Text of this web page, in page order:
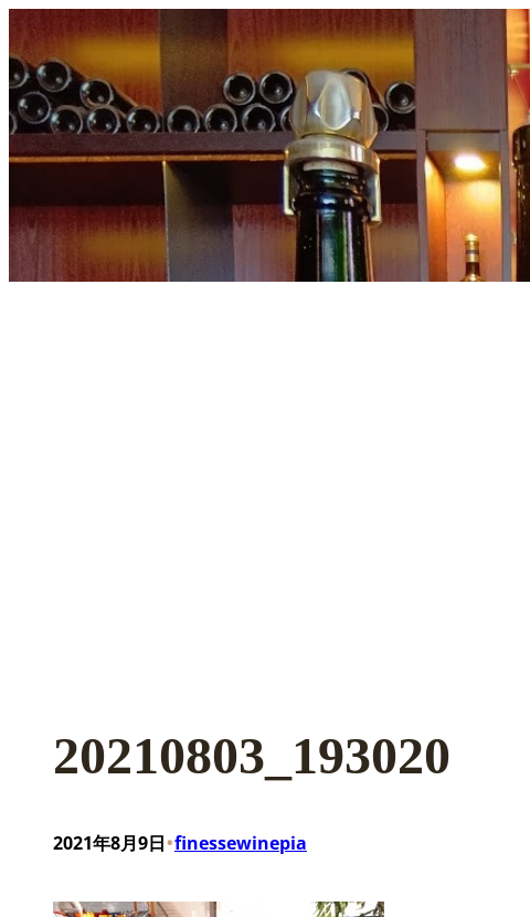
内
容
を
ス
キ
プ
20210803_193020
2021年8月9日•finessewinepia